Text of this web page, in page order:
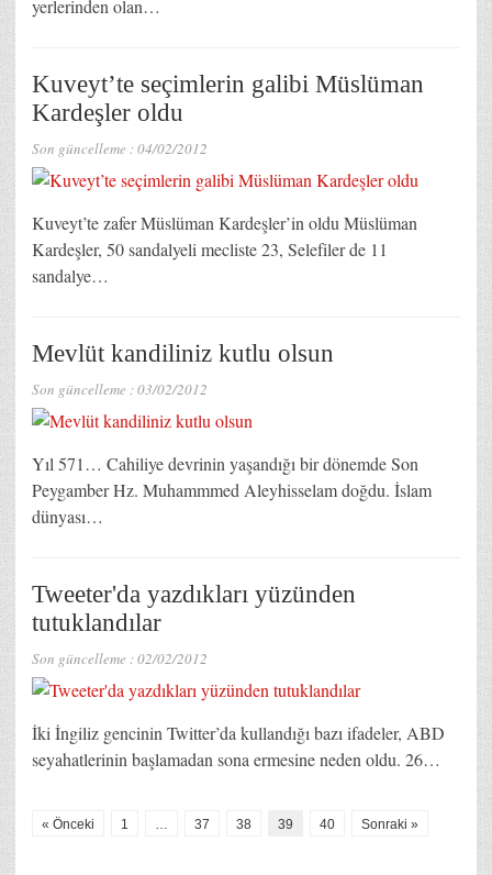
yerlerinden olan…
Kuveyt’te seçimlerin galibi Müslüman
Kardeşler oldu
Son güncelleme :04/02/2012
Kuveyt’te zafer Müslüman Kardeşler’in oldu Müslüman
Kardeşler, 50 sandalyeli mecliste 23, Selefiler de 11
sandalye…
Mevlüt kandiliniz kutlu olsun
Son güncelleme :03/02/2012
Yıl 571… Cahiliye devrinin yaşandığı bir dönemde Son
Peygamber Hz. Muhammmed Aleyhisselam doğdu. İslam
dünyası…
Tweeter'da yazdıkları yüzünden
tutuklandılar
Son güncelleme :02/02/2012
İki İngiliz gencinin Twitter’da kullandığı bazı ifadeler, ABD
seyahatlerinin başlamadan sona ermesine neden oldu. 26…
« Önceki 1 37 38 39 40 Sonraki »